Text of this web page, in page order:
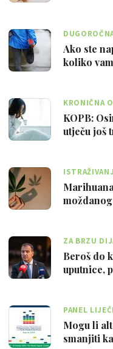
Ako ste
koliko
KRONIČNA
KOPB:
utječu još
ZA BRZU
Beroš do
uputnice,
PANEL
PUŠAČA
Mogu li
smanjiti